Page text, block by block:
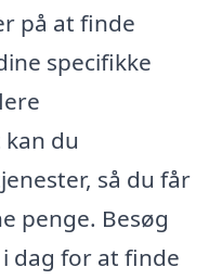
på at finde
specifikke
du
så du får
penge. Besøg
i dag for at finde